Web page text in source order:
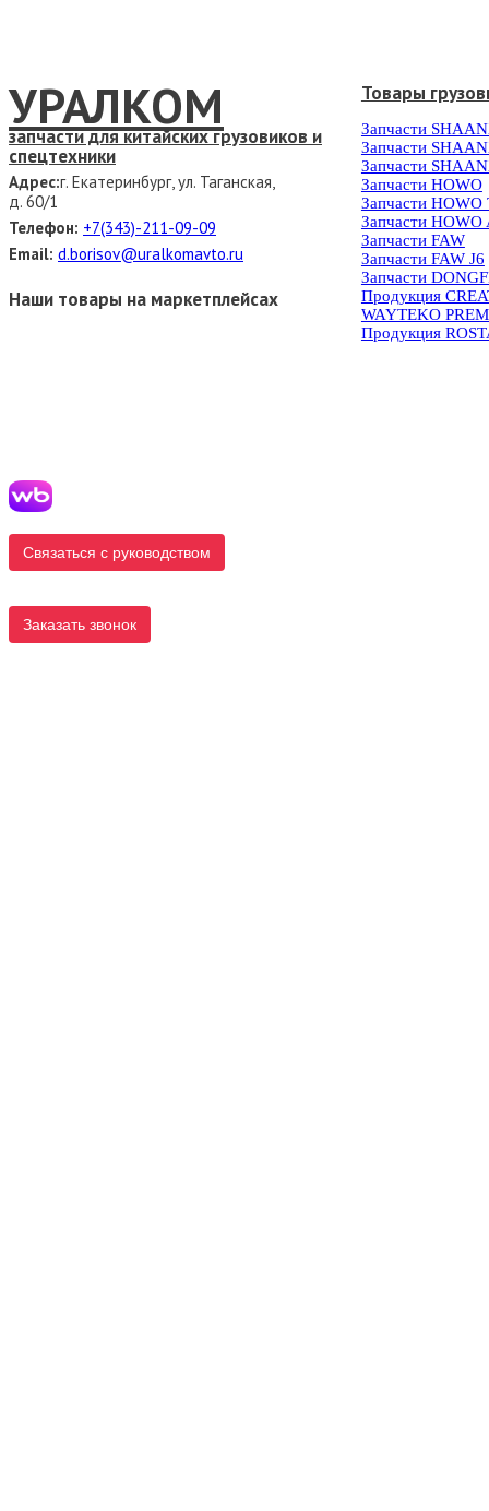
УРАЛКОМ
запчасти для китайских грузовиков и
спецтехники
Адрес:г. Екатеринбург, ул. Таганская,
д. 60/1
Телефон: +7(343)-211-09-09
Email: d.borisov@uralkomavto.ru
Наши товары на маркетплейсах
Связаться с руководством
Заказать звонок
Товары
Запчасти
Запчасти
Запчасти
Запчасти HOWO
Запчасти HOWO
Запчасти HOWO
Запчасти FAW
Запчасти FAW J6
Запчасти
Продукция
WAYTEKO
Продукция